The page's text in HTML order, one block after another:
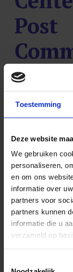
Toestemming
Deze website
We gebruiken
personaliseren,
en om ons
informatie over
partners voor
partners kunnen
informatie die u
verzameld op
Post
We beginnen
van PCS. Dit
bespreken en
te brengen
ondervindt.
Door alle
brengen,
beeld van uw
omvang van
Door onze